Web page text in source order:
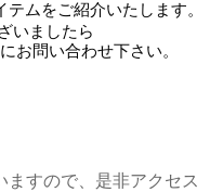
ムをご紹介いたします。
いましたら
お問い合わせ下さい。
ますので、是非アクセス